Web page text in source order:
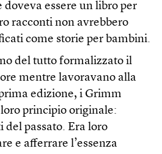
doveva essere un libro per
racconti non avrebbero
come storie per bambini.
del tutto formalizzato il
mentre lavoravano alla
edizione, i Grimm
principio originale:
del passato. Era loro
e afferrare l’essenza